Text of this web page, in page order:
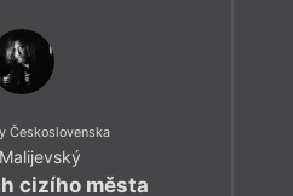
Československa
cizího města